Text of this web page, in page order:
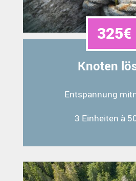
325€
Knoten
Entspannung
3 Einheiten à